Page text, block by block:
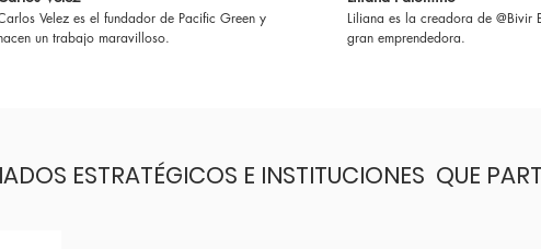
Velez es el fundador de Pacific Green y
un trabajo maravilloso.
Liliana es la creadora de @Bivir
gran emprendedora.
ESTRATÉGICOS E INSTITUCIONES QUE